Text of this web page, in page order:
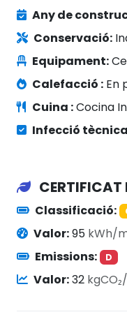
Any de
Conservació:
Equipament:
Calefacció : En
Cuina :Cocina
Infecció
CERTIFICAT
Classificació:
Valor:95 kWh/
Emissions:
D
Valor:32